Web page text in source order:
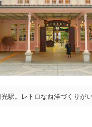
駅。レトロな西洋づくりが